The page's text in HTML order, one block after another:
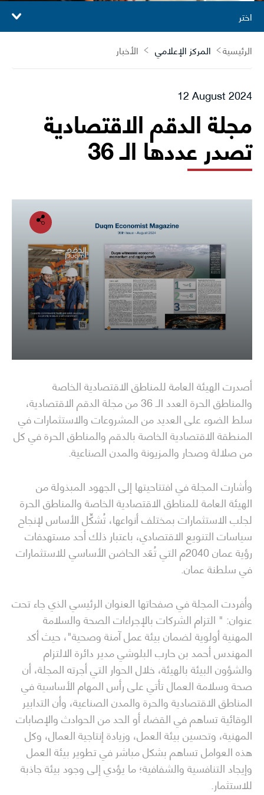
اختر
الرئيسية
المركز الإعلامي الأخبار
12 August 2024
مجلة الدقم الاقتصادية
تصدر عددها الـ 36
أصدرت الهيئة العامة للمناطق الاقتصادية الخاصة
والمناطق الحرة العدد الـ 36 من مجلة الدقم الاقتصادية،
سلط الضوء على العديد من المشروعات والاستثمارات في
المنطقة الاقتصادية الخاصة بالدقم والمناطق الحرة في كل
من صلالة وصحار والمزيونة والمدن الصناعية.
وأشارت المجلة في افتتاحيتها إلى الجهود المبذولة من
الهيئة العامة للمناطق الاقتصادية الخاصة والمناطق الحرة
لجلب الاستثمارات بمختلف أنواعها، تُشكِّل الأساس لإنجاح
سياسات التنويع الاقتصادي، باعتبار ذلك أحد مستهدفات
رؤية عمان 2040م التي تُعَد الحاضن الأساسي للاستثمارات
في سلطنة عمان.
وأفردت المجلة في صفحاتها العنوان الرئيسي الذي جاء تحت
عنوان: " التزام الشركات بالإجراءات الصحة والسلامة
المهنية أولوية لضمان بيئة عمل آمنة وصحية"، حيث أكد
المهندس أحمد بن حارب البلوشي مدير دائرة الالتزام
والشؤون البيئة بالهيئة، خلال الحوار التي أجرته المجلة، أن
صحة وسلامة العمال تأتي على رأس المهام الأساسية في
المناطق الاقتصادية والحرة والمدن الصناعية، وأن التدابير
الوقائية تساهم في القضاء أو الحد من الحوادث والإصابات
المهنية، وتحسين بيئة العمل، وزيادة إنتاجية العمال، وكل
هذه العوامل تساهم بشكل مباشر في تطوير بيئة العمل
وإيجاد التنافسية والشفافية؛ ما يؤدي إلى وجود بيئة جاذبة
للاستثمار.